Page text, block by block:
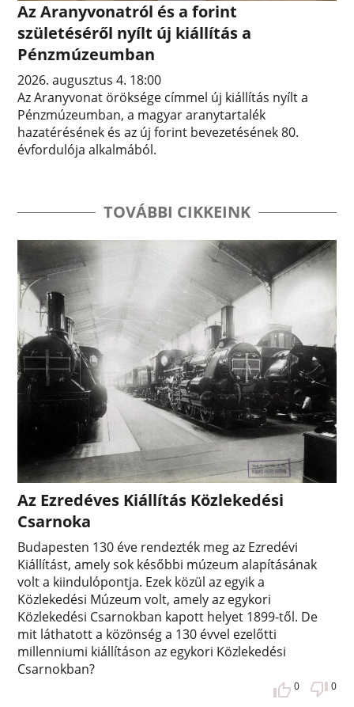
Az Aranyvonatról és a forint
születéséről nyílt új kiállítás a
Pénzmúzeumban
2026. augusztus 4. 18:00
Az Aranyvonat öröksége címmel új kiállítás nyílt a
Pénzmúzeumban, a magyar aranytartalék
hazatérésének és az új forint bevezetésének 80.
évfordulója alkalmából.
TOVÁBBI CIKKEINK
Az Ezredéves Kiállítás Közlekedési
Csarnoka
Budapesten 130 éve rendezték meg az Ezredévi
Kiállítást, amely sok későbbi múzeum alapításának
volt a kiindulópontja. Ezek közül az egyik a
Közlekedési Múzeum volt, amely az egykori
Közlekedési Csarnokban kapott helyet 1899-től. De
mit láthatott a közönség a 130 évvel ezelőtti
millenniumi kiállításon az egykori Közlekedési
Csarnokban?
0 0